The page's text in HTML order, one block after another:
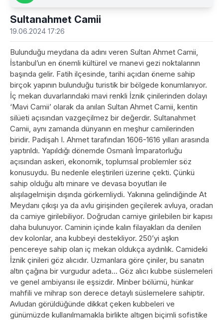
Sultanahmet Camii
19.06.2024 17:26
Bulunduğu meydana da adını veren Sultan Ahmet Camii,
İstanbul’un en önemli kültürel ve manevi gezi noktalarının
başında gelir. Fatih ilçesinde, tarihi açıdan öneme sahip
birçok yapının bulunduğu turistik bir bölgede konumlanıyor.
İç mekan duvarlarındaki mavi renkli İznik çinilerinden dolayı
‘Mavi Camii’ olarak da anılan Sultan Ahmet Camii, kentin
silüeti açısından vazgeçilmez bir değerdir. Sultanahmet
Camii, aynı zamanda dünyanın en meşhur camilerinden
biridir. Padişah I. Ahmet tarafından 1606-1616 yılları arasında
yaptırıldı. Yapıldığı dönemde Osmanlı İmparatorluğu
açısından askeri, ekonomik, toplumsal problemler söz
konusuydu. Bu nedenle eleştirileri üzerine çekti. Çünkü
sahip olduğu altı minare ve devasa boyutları ile
alışılagelmişin dışında görkemliydi. Yakınına gelindiğinde At
Meydanı çıkışı ya da avlu girişinden geçilerek avluya, oradan
da camiye girilebiliyor. Doğrudan camiye girilebilen bir kapısı
daha bulunuyor. Caminin içinde kalın filayakları da denilen
dev kolonlar, ana kubbeyi destekliyor. 250’yi aşkın
pencereye sahip olan iç mekan oldukça aydınlık. Camideki
İznik çinileri göz alıcıdır. Uzmanlara göre çiniler, bu sanatın
altın çağına bir vurgudur adeta… Göz alıcı kubbe süslemeleri
ve genel ambiyansı ile eşsizdir. Minber bölümü, hünkar
mahfili ve mihrap son derece detaylı süslemelere sahiptir.
Avludan görüldüğünde dikkat çeken kubbeleri ve
günümüzde kullanılmamakla birlikte altıgen biçimli sofistike